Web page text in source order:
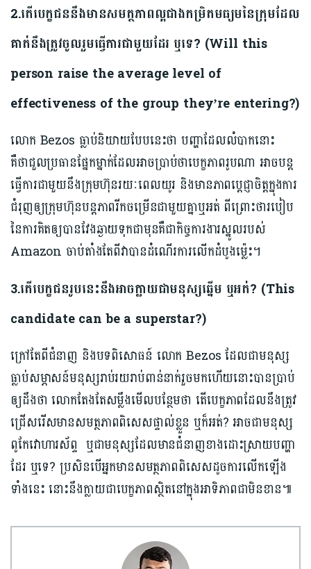
2.តើបេក្ខជននឹងមានសមត្ថភាពល្អជាងកម្រិតមធ្យមនៃក្រុមដែល
គាត់នឹងត្រូវចូលរួមធ្វើការជាមួយដែរ ឬទេ? (Will this
person raise the average level of
effectiveness of the group they’re entering?)
លោក Bezos ធ្លាប់និយាយបែបនេះថា បញ្ហាដែលលំបាកនោះ
គឺថាជួលប្រធានផ្នែកម្នាក់ដែលអាចប្រាប់ថាបេក្ខភាពរូបណា អាចបន្ត
ធ្វើការជាមួយនឹងក្រុមហ៊ុនរយៈពេលយូរ និងមានភាពប្តេជ្ញាចិត្តក្នុងការ
ជំរុញឲ្យក្រុមហ៊ុនបន្តភាពរីកចម្រើនជាមួយគ្នាឬអត់ ពីព្រោះថារបៀប
នៃការគិតឲ្យបានវែងឆ្ងាយទុកជាមុនគឺជាកិច្ចការងារស្នូលរបស់
Amazon ចាប់តាំងតែពីវាបានដំណើរការលើកដំបូងម្ល៉េះ។
3.តើបេក្ខជនរូបនេះនឹងអាចក្លាយជាមនុស្សឆ្នើម ឬអត់? (This
candidate can be a superstar?)
ក្រៅតែពីជំនាញ និងបទពិសោធន៍ លោក Bezos ដែលជាមនុស្ស
ធ្លាប់សម្ភាសន៍មនុស្សរាប់រយរាប់ពាន់នាក់រួចមកហើយនោះបានប្រាប់
ឲ្យដឹងថា លោកតែងតែសម្លឹងមើលបន្ថែមថា តើបេក្ខភាពដែលនឹងត្រូវ
ជ្រើសរើសមានសមត្ថភាពពិសេសផ្ទាល់ខ្លួន ឬក៏អត់? អាចជាមនុស្ស
ពូកែវោហារស័ព្ទ ឬជាមនុស្សដែលមានជំនាញខាងដោះស្រាយបញ្ហា
ដែរ ឬទេ? ប្រសិនបើអ្នកមានសមត្ថភាពពិសេសដូចការលើកឡើង
ទាំងនេះ នោះនឹងក្លាយជាបេក្ខភាពស្ថិតនៅក្នុងអាទិភាពជាមិនខាន៕